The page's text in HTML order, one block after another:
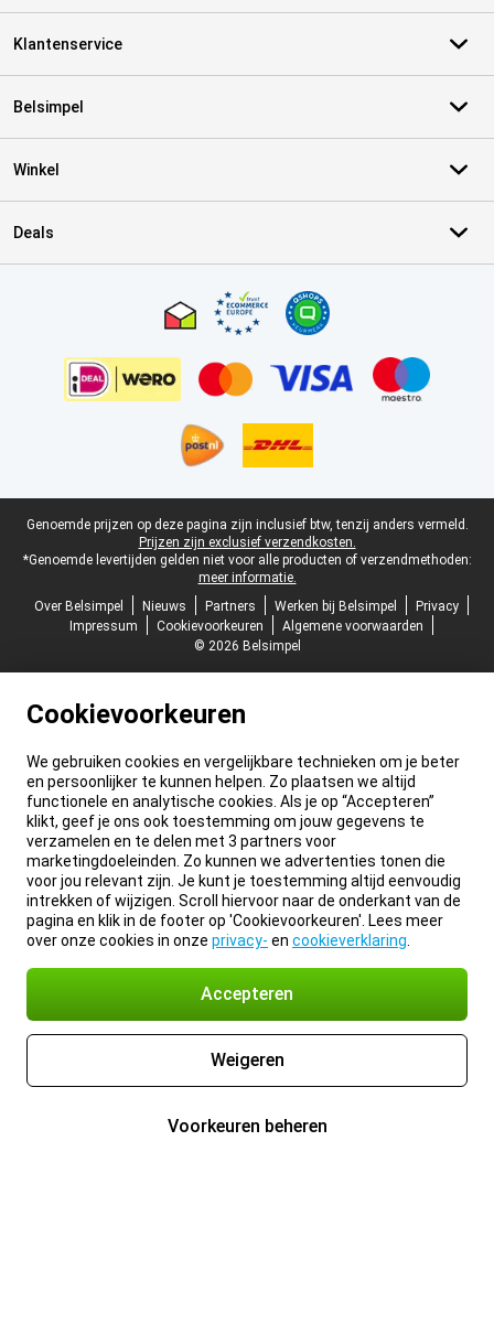
Klantenservice
Belsimpel
Winkel
Deals
Juridische voettekst
Genoemde prijzen op deze pagina zijn inclusief btw, tenzij anders vermeld.
Prijzen zijn exclusief verzendkosten.
*Genoemde levertijden gelden niet voor alle producten of verzendmethoden:
meer informatie.
Over Belsimpel
Nieuws Partners Werken bij Belsimpel
Privacy
Impressum
Cookievoorkeuren
Algemene voorwaarden
© 2026 Belsimpel
Cookievoorkeuren
We gebruiken cookies en vergelijkbare technieken om je beter
en persoonlijker te kunnen helpen. Zo plaatsen we altijd
functionele en analytische cookies. Als je op “Accepteren”
klikt, geef je ons ook toestemming om jouw gegevens te
verzamelen en te delen met 3 partners voor
marketingdoeleinden. Zo kunnen we advertenties tonen die
voor jou relevant zijn. Je kunt je toestemming altijd eenvoudig
intrekken of wijzigen. Scroll hiervoor naar de onderkant van de
pagina en klik in de footer op 'Cookievoorkeuren'. Lees meer
over onze cookies in onze privacy- en cookieverklaring
Accepteren
Weigeren
Voorkeuren beheren